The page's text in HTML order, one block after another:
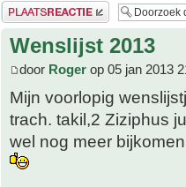
Plaats een reactie
Wenslijst 2013
door Roger op 05 jan 2013
Mijn voorlopig
trach. takil,2 Ziziphus
wel nog meer